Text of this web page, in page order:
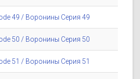
49 / Воронины Серия 49
50 / Воронины Серия 50
51 / Воронины Серия 51